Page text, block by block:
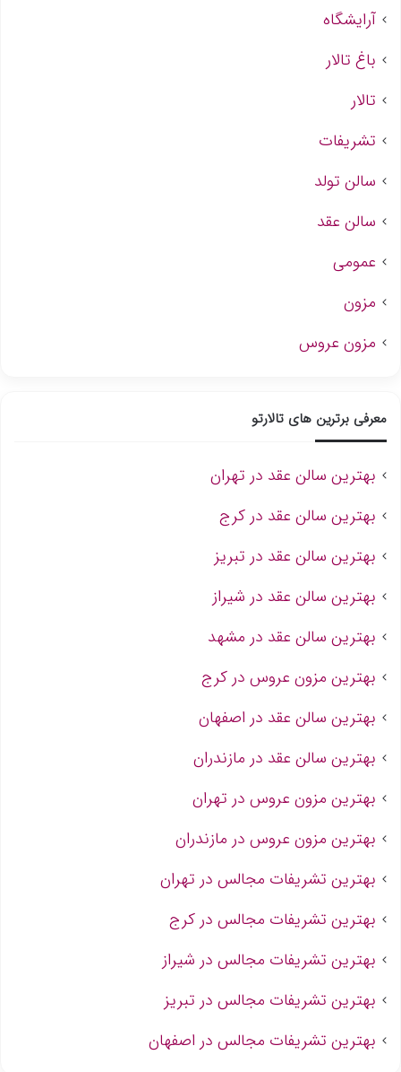
آرایشگاه
باغ تالار
تالار
تشریفات
سالن تولد
سالن عقد
عمومی
مزون
مزون عروس
معرفی برترین های تالارتو
بهترین سالن عقد در تهران
بهترین سالن عقد در کرج
بهترین سالن عقد در تبریز
بهترین سالن عقد در شیراز
بهترین سالن عقد در مشهد
بهترین مزون عروس در کرج
بهترین سالن عقد در اصفهان
بهترین سالن عقد در مازندران
بهترین مزون عروس در تهران
بهترین مزون عروس در مازندران
بهترین تشریفات مجالس در تهران
بهترین تشریفات مجالس در کرج
بهترین تشریفات مجالس در شیراز
بهترین تشریفات مجالس در تبریز
بهترین تشریفات مجالس در اصفهان